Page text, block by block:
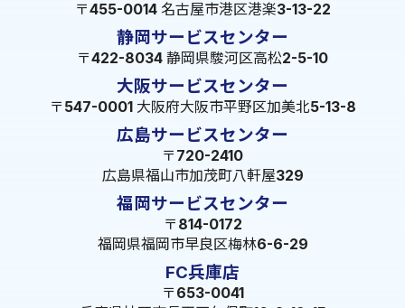
〒455-0014 名古屋市港区港楽3-13-22
静岡サービスセンター
〒422-8034 静岡県駿河区高松2-5-10
大阪サービスセンター
〒547-0001 大阪府大阪市平野区加美北5-13-8
広島サービスセンター
〒720-2410
広島県福山市加茂町八軒屋329
福岡サービスセンター
〒814-0172
福岡県福岡市早良区梅林6-6-29
FC兵庫店
〒653-0041